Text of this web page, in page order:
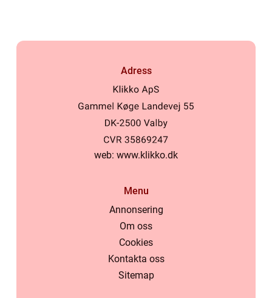
Adress
web: www.klikko.dk
Menu
Annonsering
Om oss
Cookies
Kontakta oss
Sitemap